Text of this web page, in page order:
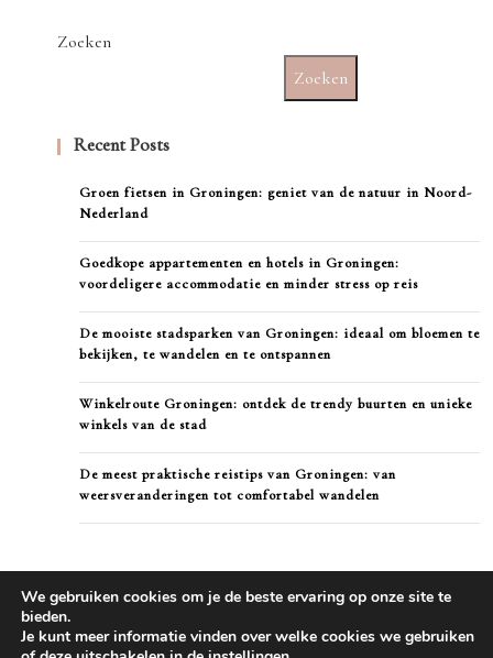
Zoeken
Zoeken
Recent Posts
Groen fietsen in Groningen: geniet van de natuur in Noord-
Nederland
Goedkope appartementen en hotels in Groningen:
voordeligere accommodatie en minder stress op reis
De mooiste stadsparken van Groningen: ideaal om bloemen te
bekijken, te wandelen en te ontspannen
Winkelroute Groningen: ontdek de trendy buurten en unieke
winkels van de stad
De meest praktische reistips van Groningen: van
weersveranderingen tot comfortabel wandelen
We gebruiken cookies om je de beste ervaring op onze site te
bieden.
Je kunt meer informatie vinden over welke cookies we gebruiken